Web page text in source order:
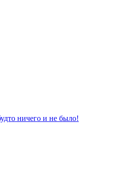
ничего и не было!